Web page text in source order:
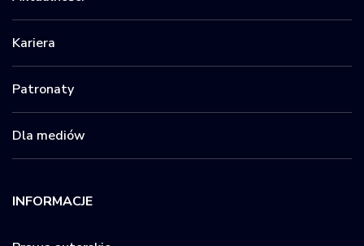
Kariera
Patronaty
Dla mediów
INFORMACJE